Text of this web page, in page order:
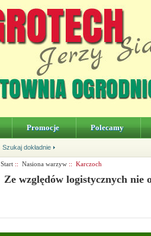
Promocje Polecamy
Szukaj dokładnie
Start:: Nasiona warzyw:: Karczoch
Ze względów logistycznych